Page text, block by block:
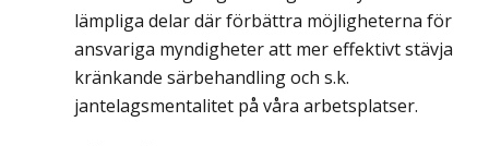
lämpliga delar där förbättra möjligheterna för
ansvariga myndigheter att mer effektivt stävja
kränkande särbehandling och s.k.
jantelagsmentalitet på våra arbetsplatser.